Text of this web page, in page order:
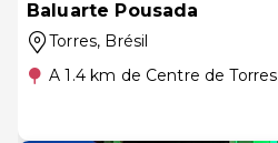
Baluarte Pousada
Torres, Brésil
A 1.4 km de Centre de Torres